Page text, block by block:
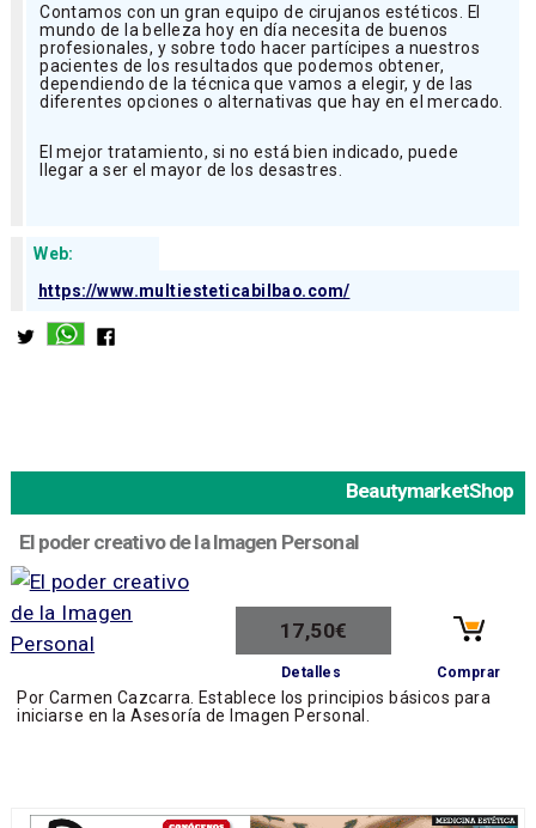
Contamos con un gran equipo de cirujanos estéticos. El
mundo de la belleza hoy en día necesita de buenos
profesionales, y sobre todo hacer partícipes a nuestros
pacientes de los resultados que podemos obtener,
dependiendo de la técnica que vamos a elegir, y de las
diferentes opciones o alternativas que hay en el mercado.
El mejor tratamiento, si no está bien indicado, puede
llegar a ser el mayor de los desastres.
Web:
https://www.multiesteticabilbao.com/
BeautymarketShop
El poder creativo de la Imagen Personal
17,50€
Detalles Comprar
Por Carmen Cazcarra. Establece los principios básicos para
iniciarse en la Asesoría de Imagen Personal.